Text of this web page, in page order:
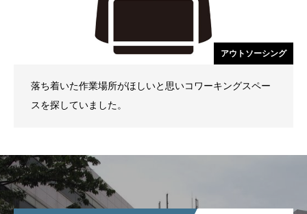
アウトソーシング
落ち着いた作業場所がほしいと思いコワーキングスペー
スを探していました。